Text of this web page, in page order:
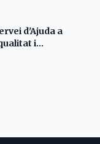
d'Ajuda a
i